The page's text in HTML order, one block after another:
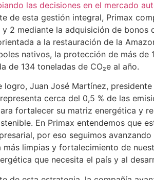
las decisiones en el mercado
de esta gestión integral, Primax
y 2 mediante la adquisición de
a la restauración de la
nativos, la protección de más de
de 134 toneladas de CO₂e al año.
logro, Juan José Martínez,
cerca del 0,5 % de las
fortalecer su matriz energética y
En Primax entendemos que
por eso seguimos
más limpias y fortalecimiento de
que necesita el país y al